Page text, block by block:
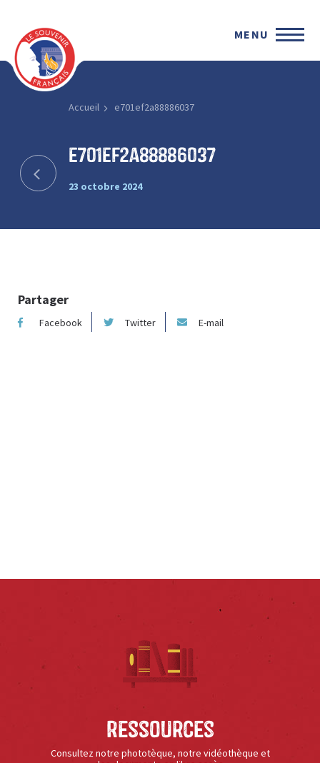
MENU
Accueil e701ef2a88886037
e701ef2a88886037
23 octobre 2024
Partager
Facebook Twitter E-mail
Ressources
Consultez notre phototèque, notre vidéothèque et